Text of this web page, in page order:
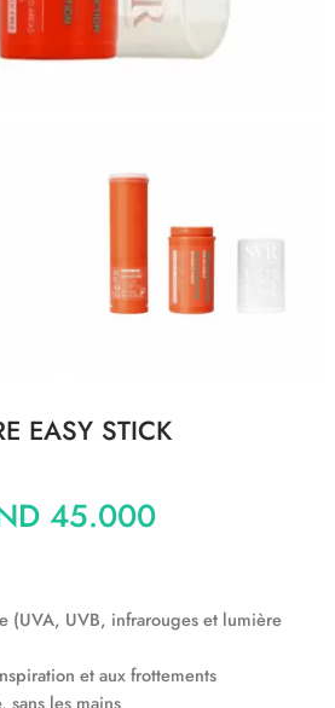
EASY STICK
45.000
(UVA, UVB, infrarouges et lumière
et aux frottements
les mains